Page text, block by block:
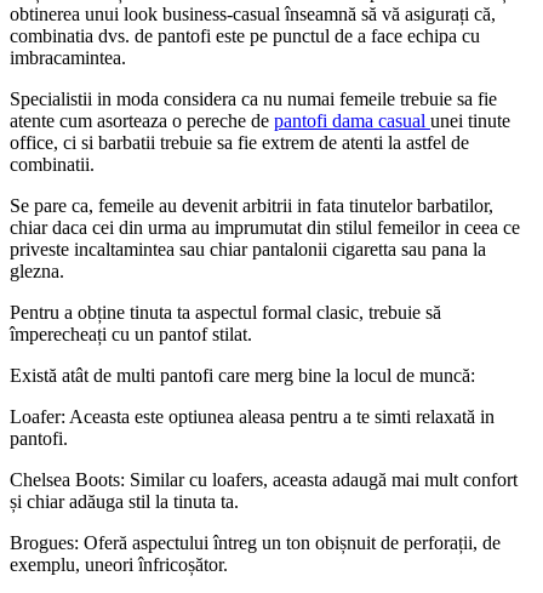
obtinerea unui look business-casual înseamnă să vă asigurați că,
combinatia dvs. de pantofi este pe punctul de a face echipa cu
imbracamintea.
Specialistii in moda considera ca nu numai femeile trebuie sa fie
atente cum asorteaza o pereche de pantofi dama casual unei tinute
office, ci si barbatii trebuie sa fie extrem de atenti la astfel de
combinatii.
Se pare ca, femeile au devenit arbitrii in fata tinutelor barbatilor,
chiar daca cei din urma au imprumutat din stilul femeilor in ceea ce
priveste incaltamintea sau chiar pantalonii cigaretta sau pana la
glezna.
Pentru a obține tinuta ta aspectul formal clasic, trebuie să
împerecheați cu un pantof stilat.
Există atât de multi pantofi care merg bine la locul de muncă:
Loafer: Aceasta este optiunea aleasa pentru a te simti relaxată in
pantofi.
Chelsea Boots: Similar cu loafers, aceasta adaugă mai mult confort
și chiar adăuga stil la tinuta ta.
Brogues: Oferă aspectului întreg un ton obișnuit de perforații, de
exemplu, uneori înfricoșător.